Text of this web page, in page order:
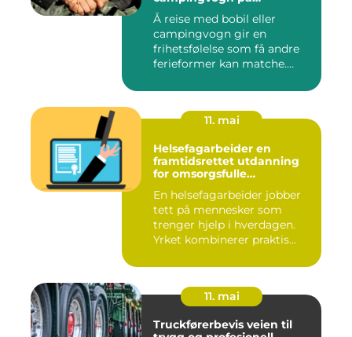
vestlandet
Å reise med bobil eller
campingvogn gir en
frihetsfølelse som få andre
ferieformer kan matche.
11. mai
Helsefagarbeider en
framtidsrettet utdanning
for omsorgsfulle
En helsefagarbeider jobber
tett på mennesker som
trenger hjelp i hverdagen.
Yrket kombinerer praktis...
11. mai
Truckførerbevis veien til